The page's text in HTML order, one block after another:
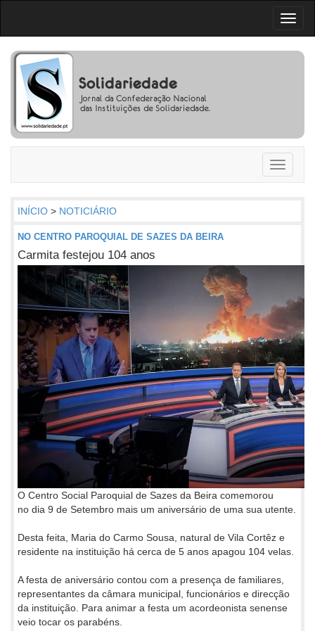
Toggle
INÍCIO > NOTICIÁRIO
NO CENTRO PAROQUIAL DE SAZES DA BEIRA
Carmita festejou 104 anos
O Centro Social Paroquial de Sazes da Beira comemorou
no dia 9 de Setembro mais um aniversário de uma sua utente.
Desta feita, Maria do Carmo Sousa, natural de Vila Cortêz e
residente na instituição há cerca de 5 anos apagou 104 velas.
A festa de aniversário contou com a presença de familiares,
representantes da câmara municipal, funcionários e direcção
da instituição. Para animar a festa um acordeonista senense
veio tocar os parabéns.